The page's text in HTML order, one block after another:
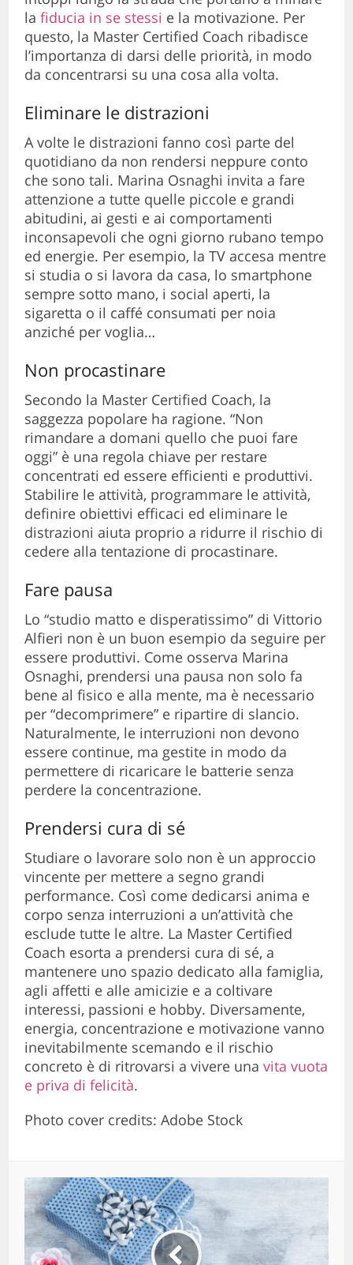
lafiducia in se stessi e la motivazione. Per
questo, la Master Certified Coach ribadisce
l’importanza di darsi delle priorità, in modo
da concentrarsi su una cosa alla volta.
Eliminare le distrazioni
A volte le distrazioni fanno così parte del
quotidiano da non rendersi neppure conto
che sono tali. Marina Osnaghi invita a fare
attenzione a tutte quelle piccole e grandi
abitudini, ai gesti e ai comportamenti
inconsapevoli che ogni giorno rubano tempo
ed energie. Per esempio, la TV accesa mentre
si studia o si lavora da casa, lo smartphone
sempre sotto mano, i social aperti, la
sigaretta o il caffé consumati per noia
anziché per voglia…
Non procastinare
Secondo la Master Certified Coach, la
saggezza popolare ha ragione. “Non
rimandare a domani quello che puoi fare
oggi” è una regola chiave per restare
concentrati ed essere efficienti e produttivi.
Stabilire le attività, programmare le attività,
definire obiettivi efficaci ed eliminare le
distrazioni aiuta proprio a ridurre il rischio di
cedere alla tentazione di procastinare.
Fare pausa
Lo “studio matto e disperatissimo” di Vittorio
Alfieri non è un buon esempio da seguire per
essere produttivi. Come osserva Marina
Osnaghi, prendersi una pausa non solo fa
bene al fisico e alla mente, ma è necessario
per “decomprimere” e ripartire di slancio.
Naturalmente, le interruzioni non devono
essere continue, ma gestite in modo da
permettere di ricaricare le batterie senza
perdere la concentrazione.
Prendersi cura di sé
Studiare o lavorare solo non è un approccio
vincente per mettere a segno grandi
performance. Così come dedicarsi anima e
corpo senza interruzioni a un’attività che
esclude tutte le altre. La Master Certified
Coach esorta a prendersi cura di sé, a
mantenere uno spazio dedicato alla famiglia,
agli affetti e alle amicizie e a coltivare
interessi, passioni e hobby. Diversamente,
energia, concentrazione e motivazione vanno
inevitabilmente scemando e il rischio
concreto è di ritrovarsi a vivere unavita vuota
e priva di felicità.
Photo cover credits: Adobe Stock